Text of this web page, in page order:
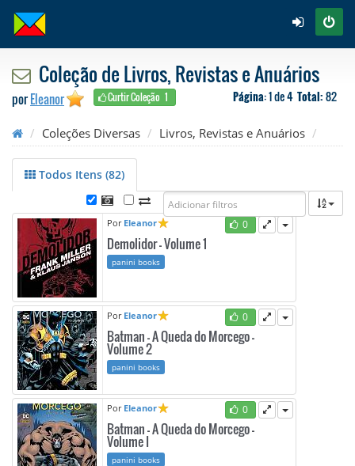
Coleção de Livros, Revistas e Anuários
porEleanor Curtir Coleção 1 Página: 1 de 4 Total:82
Coleções Diversas Livros, Revistas e Anuários
Todos Itens (82)
0
Por Eleanor
Demolidor - Volume 1
panini books
0
Por Eleanor
Batman - A Queda do Morcego -
Volume 2
panini books
0
Por Eleanor
Batman - A Queda do Morcego -
Volume I
panini books